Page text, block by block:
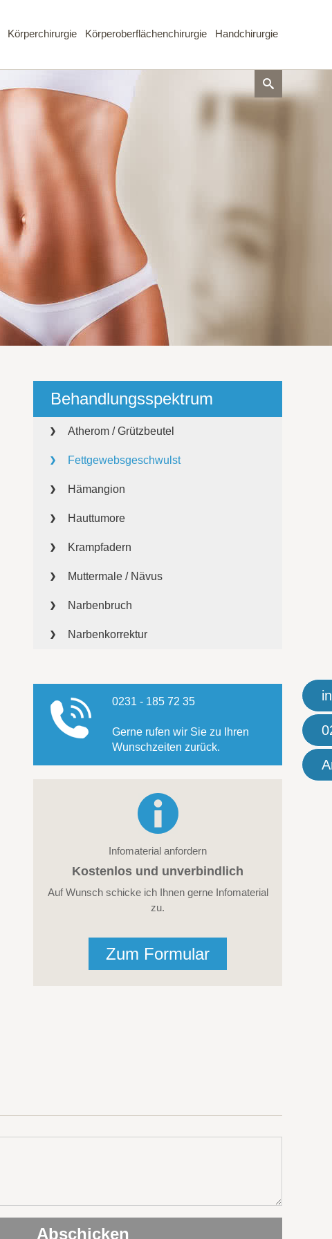
Körperchirurgie Körperoberflächenchirurgie Handchirurgie
Behandlungsspektrum
Atherom / Grützbeutel
Fettgewebsgeschwulst
Hämangion
Hauttumore
Krampfadern
Muttermale / Nävus
Narbenbruch
Narbenkorrektur
0231 - 185 72 35
Gerne rufen wir Sie zu Ihren
Wunschzeiten zurück.
Infomaterial anfordern
Kostenlos und unverbindlich
Auf Wunsch schicke ich Ihnen gerne Infomaterial
zu.
Zum Formular